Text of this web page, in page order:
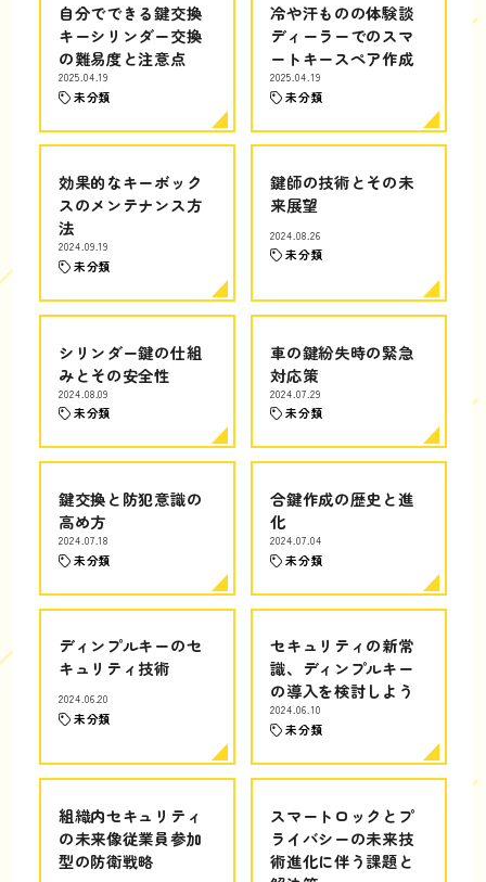
自分でできる鍵交換
キーシリンダー交換
の難易度と注意点
2025.04.19
未分類
冷や汗ものの体験談
ディーラーでのスマ
ートキースペア作成
2025.04.19
未分類
効果的なキーボック
スのメンテナンス方
法
2024.09.19
未分類
鍵師の技術とその未
来展望
2024.08.26
未分類
シリンダー鍵の仕組
みとその安全性
2024.08.09
未分類
車の鍵紛失時の緊急
対応策
2024.07.29
未分類
鍵交換と防犯意識の
高め方
2024.07.18
未分類
合鍵作成の歴史と進
化
2024.07.04
未分類
ディンプルキーのセ
キュリティ技術
2024.06.20
未分類
セキュリティの新常
識、ディンプルキー
の導入を検討しよう
2024.06.10
未分類
組織内セキュリティ
の未来像従業員参加
型の防衛戦略
スマートロックとプ
ライバシーの未来技
術進化に伴う課題と